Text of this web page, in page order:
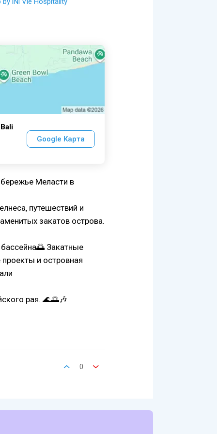
Google Карта
Меласти в
путешествий и
закатов острова.
Закатные
и островная
рая. 🌊🌅🎶
0